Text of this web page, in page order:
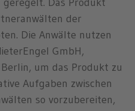
der
Die Anwälte nutzen
GmbH,
um das Produkt zu
Aufgaben zwischen
so vorzubereiten,